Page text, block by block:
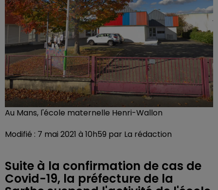
Au Mans, l'école maternelle Henri-Wallon
Modifié : 7 mai 2021 à 10h59 par La rédaction
Suite à la confirmation de cas de
Covid-19, la préfecture de la